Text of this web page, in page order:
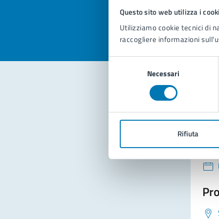
Questo sito web utilizza i
Utilizziamo cookie tecnici di
raccogliere informazioni
Selezione
Necessari
Rifiuta
Valuta